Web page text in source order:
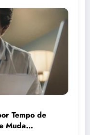
Tempo de
Muda